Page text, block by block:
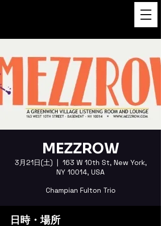
MEZZROW
3月21日(土)
  |
163 W 10th St, New York,
NY 10014, USA
Champian Fulton Trio
日時・場所